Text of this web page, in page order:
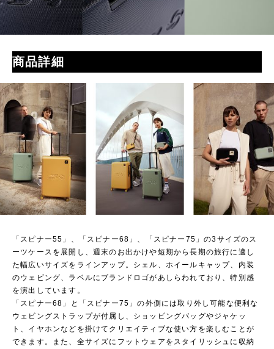
商品詳細
「スピナー55」、「スピナー68」、「スピナー75」の3サイズのス
ーツケースを展開し、週末のお出かけや短期から長期の旅行に適し
た幅広いサイズをラインアップ。シェル、ホイールキャップ、内装
のウェビング、ラベルにブランドロゴがあしらわれており、特別感
を演出しています。
「スピナー68」と「スピナー75」の外側には取り外し可能な便利な
ウェビングストラップが付属し、ショッピングバッグやジャケッ
ト、イヤホンなどを掛けてクリエイティブな使い方を楽しむことが
できます。また、全サイズにフットウェアをスタイリッシュに収納